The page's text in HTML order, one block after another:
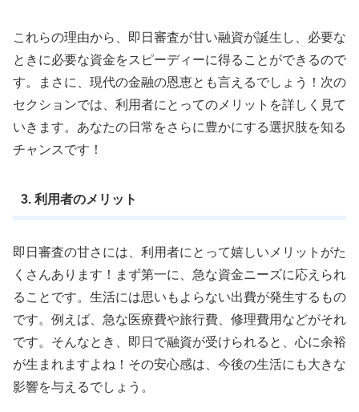
これらの理由から、即日審査が甘い融資が誕生し、必要な
ときに必要な資金をスピーディーに得ることができるので
す。まさに、現代の金融の恩恵とも言えるでしょう！次の
セクションでは、利用者にとってのメリットを詳しく見て
いきます。あなたの日常をさらに豊かにする選択肢を知る
チャンスです！
3. 利用者のメリット
即日審査の甘さには、利用者にとって嬉しいメリットがた
くさんあります！まず第一に、急な資金ニーズに応えられ
ることです。生活には思いもよらない出費が発生するもの
です。例えば、急な医療費や旅行費、修理費用などがそれ
です。そんなとき、即日で融資が受けられると、心に余裕
が生まれますよね！その安心感は、今後の生活にも大きな
影響を与えるでしょう。